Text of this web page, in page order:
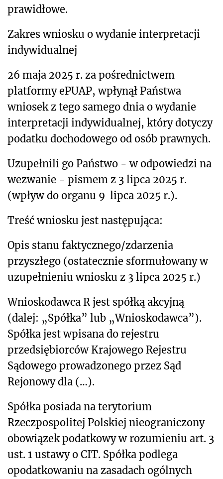
prawidłowe.
Zakres wniosku o wydanie interpretacji
indywidualnej
26 maja 2025 r. za pośrednictwem
platformy ePUAP, wpłynął Państwa
wniosek z tego samego dnia o wydanie
interpretacji indywidualnej, który dotyczy
podatku dochodowego od osób prawnych.
Uzupełnili go Państwo - w odpowiedzi na
wezwanie - pismem z 3 lipca 2025 r.
(wpływ do organu 9 lipca 2025 r.).
Treść wniosku jest następująca:
Opis stanu faktycznego/zdarzenia
przyszłego (ostatecznie sformułowany w
uzupełnieniu wniosku z 3 lipca 2025 r.)
Wnioskodawca R jest spółką akcyjną
(dalej: „Spółka” lub „Wnioskodawca”).
Spółka jest wpisana do rejestru
przedsiębiorców Krajowego Rejestru
Sądowego prowadzonego przez Sąd
Rejonowy dla (…).
Spółka posiada na terytorium
Rzeczpospolitej Polskiej nieograniczony
obowiązek podatkowy w rozumieniu art. 3
ust. 1 ustawy o CIT. Spółka podlega
opodatkowaniu na zasadach ogólnych